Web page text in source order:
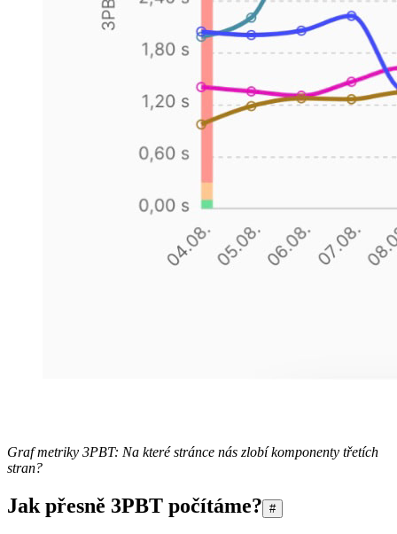
Graf metriky 3PBT: Na které stránce nás zlobí komponenty třetích
stran?
Jak přesně 3PBT počítáme? #